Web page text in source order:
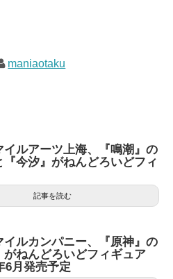
maniaotaku
イルアーツ上海、『鳴潮』の
『今汐』がねんどろいどフィ
記事を読む
イルカンパニー、『原神』の
がねんどろいどフィギュア
6月発売予定